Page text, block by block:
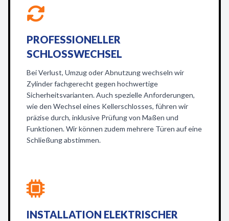
PROFESSIONELLER
SCHLOSSWECHSEL
Bei Verlust, Umzug oder Abnutzung wechseln wir
Zylinder fachgerecht gegen hochwertige
Sicherheitsvarianten. Auch spezielle Anforderungen,
wie den Wechsel eines Kellerschlosses, führen wir
präzise durch, inklusive Prüfung von Maßen und
Funktionen. Wir können zudem mehrere Türen auf eine
Schließung abstimmen.
INSTALLATION ELEKTRISCHER